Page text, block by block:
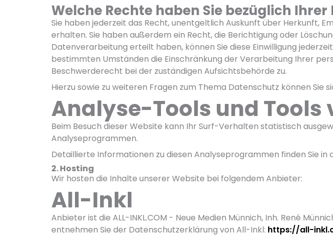
Welche Rechte haben Sie bezüglich Ihrer
Sie haben jederzeit das Recht, unentgeltlich Auskunft über Herkunft,
erhalten. Sie haben außerdem ein Recht, die Berichtigung oder
Datenverarbeitung erteilt haben, können Sie diese Einwilligung
bestimmten Umständen die Einschränkung der Verarbeitung Ihrer
Beschwerderecht bei der zuständigen Aufsichtsbehörde zu.
Hierzu sowie zu weiteren Fragen zum Thema Datenschutz können Sie
Analyse-Tools und
Beim Besuch dieser Website kann Ihr Surf-Verhalten statistisch
Analyseprogrammen.
Detaillierte Informationen zu diesen Analyseprogrammen finden Sie
2. Hosting
Wir hosten die Inhalte unserer Website bei folgendem Anbieter:
All-Inkl
Anbieter ist die ALL-INKL.COM - Neue Medien Münnich, Inh. René
entnehmen Sie der Datenschutzerklärung von All-Inkl: https://all-